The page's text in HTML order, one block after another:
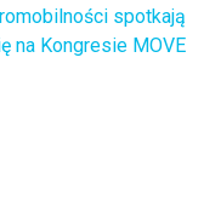
spotkają
na Kongresie MOVE